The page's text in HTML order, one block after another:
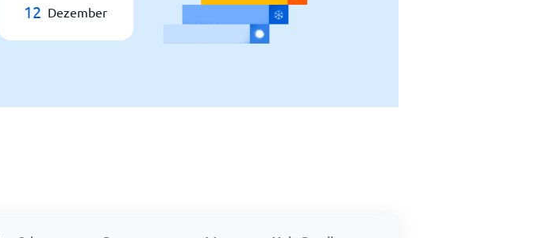
12 Dezember